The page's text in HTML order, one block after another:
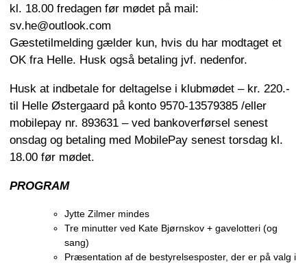
kl. 18.00 fredagen før mødet på mail:
sv.he@outlook.com
Gæstetilmelding gælder kun, hvis du har modtaget et
OK fra Helle. Husk også betaling jvf. nedenfor.
Husk at indbetale for deltagelse i klubmødet – kr. 220.-
til Helle Østergaard på konto 9570-13579385 /eller
mobilepay nr. 893631 – ved bankoverførsel senest
onsdag og betaling med MobilePay senest torsdag kl.
18.00 før mødet.
PROGRAM
Jytte Zilmer mindes
Tre minutter ved Kate Bjørnskov + gavelotteri (og
sang)
Præsentation af de bestyrelsesposter, der er på valg i